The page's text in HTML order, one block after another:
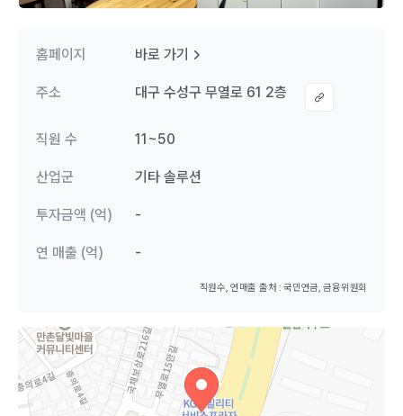
홈페이지 바로 가기
주소 대구 수성구 무열로 61 2층
직원 수 11~50
산업군 기타 솔루션
투자금액 (억) -
연 매출 (억) -
직원수, 연매출 출처 : 국민연금, 금융위원회